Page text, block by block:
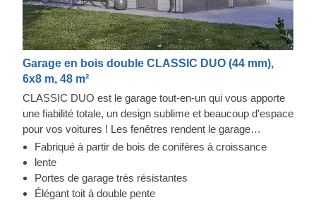
Garage en bois double CLASSIC DUO (44 mm),
6x8 m, 48 m²
CLASSIC DUO est le garage tout-en-un qui vous apporte
une fiabilité totale, un design sublime et beaucoup d'espace
pour vos voitures ! Les fenêtres rendent le garage
lumineux et accueillant, et la construction robuste assure la
sécurité de vos voitures. Préparez-vous à faire moins
d'allers-retours à la station de lavage et à être fier de
montrer votre toute nouvelle construction en bois à vos
Fabriqué à partir de bois de conifères à croissance
lente
Portes de garage très résistantes
Élégant toit à double pente